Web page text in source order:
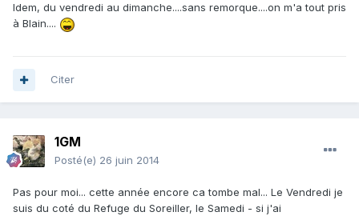
Idem, du vendredi au dimanche....sans remorque....on m'a tout pris
à Blain....
Citer
1GM
Posté(e) 26 juin 2014
Pas pour moi... cette année encore ca tombe mal... Le Vendredi je
suis du coté du Refuge du Soreiller, le Samedi - si j'ai